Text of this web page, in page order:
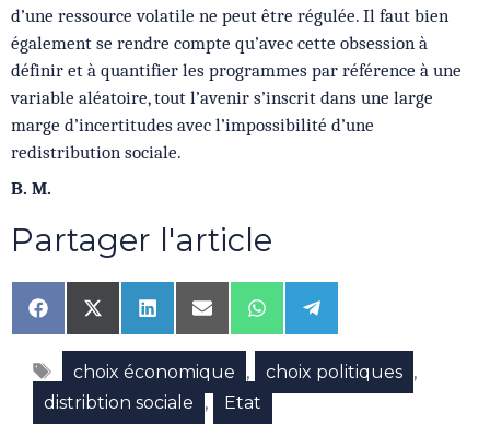
d’une ressource volatile ne peut être régulée. Il faut bien
également se rendre compte qu’avec cette obsession à
définir et à quantifier les programmes par référence à une
variable aléatoire, tout l’avenir s’inscrit dans une large
marge d’incertitudes avec l’impossibilité d’une
redistribution sociale.
B. M.
Partager l'article
Share
on
Facebook
Share
on
X
(Twitter)
Share
on
LinkedIn
Share
on
Email
Share
on
WhatsApp
Share
on
Telegram
Étiquettes
choix économique , choix politiques ,
distribtion sociale , Etat